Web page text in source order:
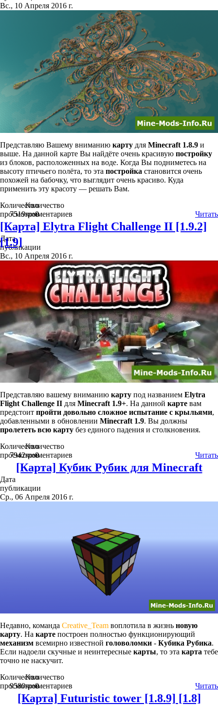
Вс., 10 Апреля 2016 г.
Представляю Вашему вниманию карту для Minecraft 1.8.9 и
выше. На данной карте Вы найдёте очень красивую постройку
из блоков, расположенных на воде. Когда Вы подниметесь на
высоту птичьего полёта, то эта постройка становится очень
похожей на бабочку, что выглядит очень красиво. Куда
применить эту красоту — решать Вам.
Количество
просмотров
7519
Количество
комментариев
0 Читать
[Карта] Elytra Flight Challenge II [1.9.2]
[1.9]
Дата
публикации
Вс., 10 Апреля 2016 г.
Представляю вашему вниманию карту под названием Elytra
Flight Challenge II для Minecraft 1.9+. На данной карте вам
предстоит пройти довольно сложное испытание с крыльями,
добавленными в обновлении Minecraft 1.9. Вы должны
пролететь всю карту без единого падения и столкновения.
Количество
просмотров
7942
Количество
комментариев
0 Читать
[Карта] Кубик Рубик для Minecraft
Дата
публикации
Ср., 06 Апреля 2016 г.
Недавно, команда Creative_Team воплотила в жизнь новую
карту. На карте построен полностью функционирующий
механизм всемирно известной головоломки - Кубика Рубика.
Если надоели скучные и неинтересные карты, то эта карта тебе
точно не наскучит.
Количество
просмотров
9580
Количество
комментариев
0 Читать
[Карта] Futuristic tower [1.8.9] [1.8]